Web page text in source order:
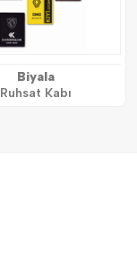
Biyala
Ruhsat Kabı